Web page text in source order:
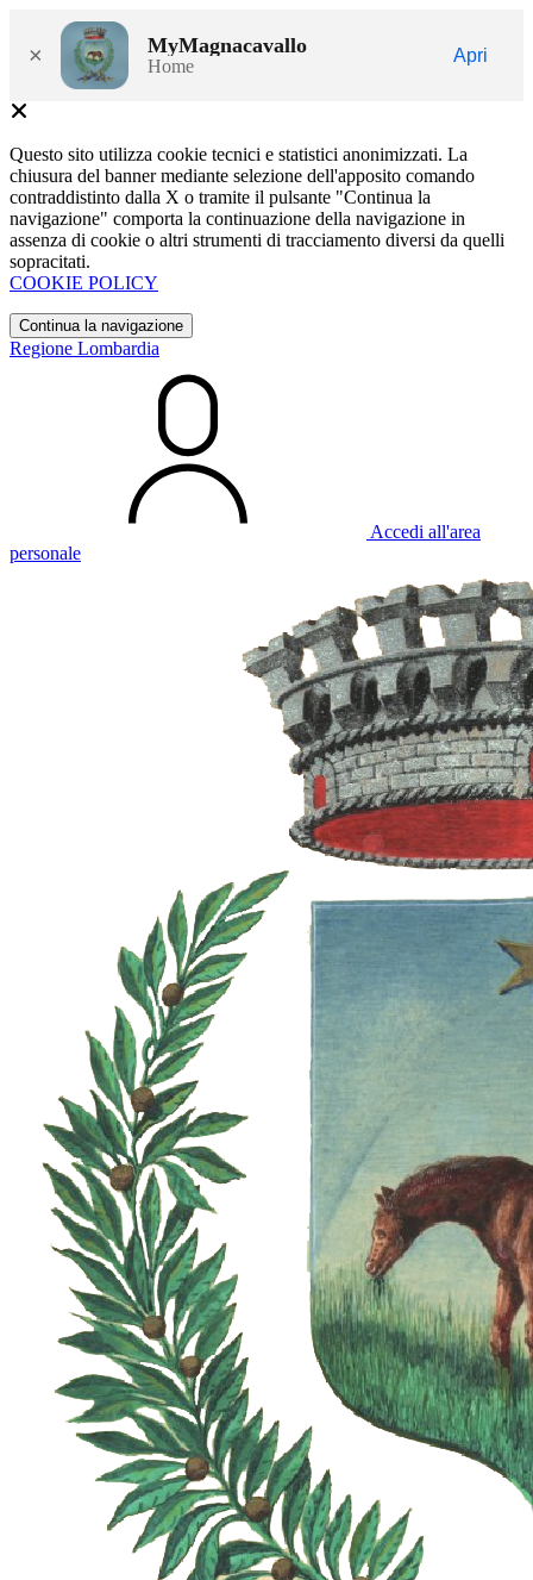
× MyMagnacavallo
Home
Apri
Questo sito utilizza cookie tecnici e statistici anonimizzati. La
chiusura del banner mediante selezione dell'apposito comando
contraddistinto dalla X o tramite il pulsante "Continua la
navigazione" comporta la continuazione della navigazione in
assenza di cookie o altri strumenti di tracciamento diversi da quelli
sopracitati.
COOKIE POLICY
Continua la navigazione
Regione Lombardia
Accedi all'area
personale